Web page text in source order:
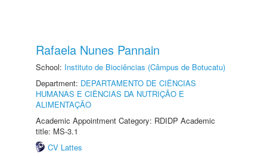
Rafaela Nunes Pannain
School: Instituto de Biociências (Câmpus de Botucatu)
Department: DEPARTAMENTO DE CIÊNCIAS
HUMANAS E CIÊNCIAS DA NUTRIÇÃO E
ALIMENTAÇÃO
Academic Appointment Category: RDIDP Academic
title: MS-3.1
CV Lattes